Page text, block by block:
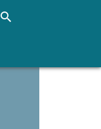
search